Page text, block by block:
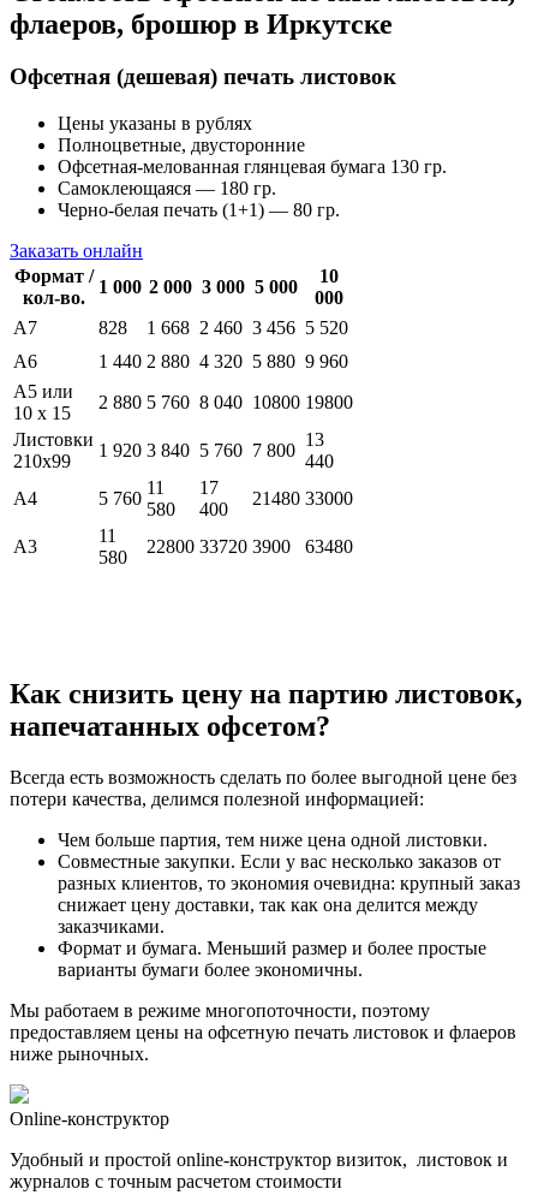
флаеров, брошюр в Иркутске
Офсетная (дешевая) печать листовок
Цены указаны в рублях
Полноцветные, двусторонние
Офсетная-мелованная глянцевая бумага 130 гр.
Самоклеющаяся — 180 гр.
Черно-белая печать (1+1) — 80 гр.
Заказать онлайн
Формат /
кол-во.
1 000 2 000 3 000 5 000
10
000
А7
828 1 668 2 460 3 456 5 520
А6
1 440 2 880 4 320 5 880 9 960
А5 или
10 х 15
2 880 5 760 8 040 10800 19800
Листовки
210х99
1 920 3 840 5 760 7 800
13
440
А4
5 760
11
580
17
400
21480 33000
А3
11
580
22800 33720 3900 63480
Как снизить цену на партию листовок,
напечатанных офсетом?
Всегда есть возможность сделать по более выгодной цене без
потери качества, делимся полезной информацией:
Чем больше партия, тем ниже цена одной листовки.
Совместные закупки. Если у вас несколько заказов от
разных клиентов, то экономия очевидна: крупный заказ
снижает цену доставки, так как она делится между
заказчиками.
Формат и бумага. Меньший размер и более простые
варианты бумаги более экономичны.
Мы работаем в режиме многопоточности, поэтому
предоставляем цены на офсетную печать листовок и флаеров
ниже рыночных.
Online-конструктор
Удобный и простой online-конструктор визиток, листовок и
журналов с точным расчетом стоимости